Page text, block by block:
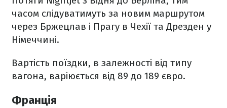
часом слідуватимуть за новим маршрутом
через Бржецлав і Прагу в Чехії та Дрезден у
Німеччині.
Вартість поїздки, в залежності від типу
вагона, варіюється від 89 до 189 євро.
Франція